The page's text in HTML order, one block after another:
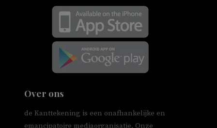
Over ons
de Kanttekening is een onafhankelijke en
emancipatoire mediaorganisatie. Onze